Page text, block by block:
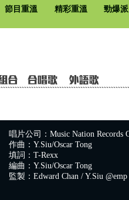
節目重溫 精彩重溫 勁爆
唱片公司：Music Nation Records
作曲：Y.Siu/Oscar Tong
填詞：T-Rexx
編曲：Y.Siu/Oscar Tong
監製：Edward Chan / Y.Siu @emp